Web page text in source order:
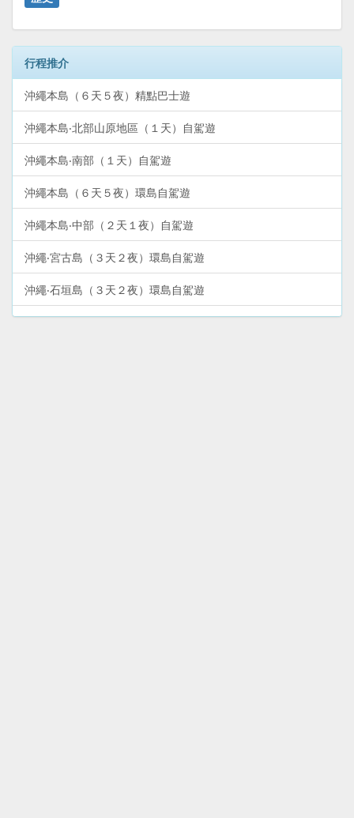
行程推介
沖繩本島（６天５夜）精點巴士遊
沖繩本島‧北部山原地區（１天）自駕遊
沖繩本島‧南部（１天）自駕遊
沖繩本島（６天５夜）環島自駕遊
沖繩本島‧中部（２天１夜）自駕遊
沖繩‧宮古島（３天２夜）環島自駕遊
沖繩‧石垣島（３天２夜）環島自駕遊
沖繩本島‧北部（２天１夜）自駕遊